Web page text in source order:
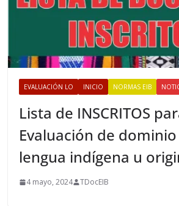
EVALUACIÓN LO INICIO NORMAS EIB
Lista de INSCRITOS
Evaluación de
lengua indígena u
4 mayo, 2024 TDocEIB